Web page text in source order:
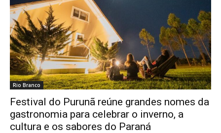
Rio Branco
Festival do Purunã reúne grandes nomes da
gastronomia para celebrar o inverno, a
cultura e os sabores do Paraná